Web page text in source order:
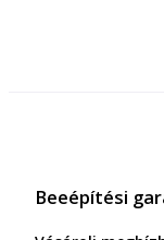
Beeépítési